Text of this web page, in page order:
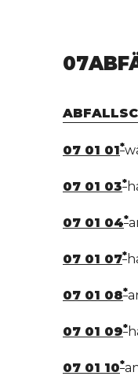
07
07 01 01*
07 01 03*
07 01 04*
07 01 07*
07 01 08*
07 01 09*
07 01 10*